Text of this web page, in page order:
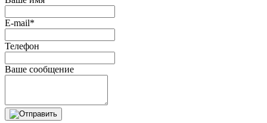
E-mail*
Телефон
Ваше сообщение